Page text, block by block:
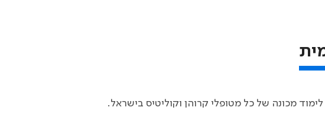
מכונה של כל מטופלי קרוהן וקוליטיס בישראל.